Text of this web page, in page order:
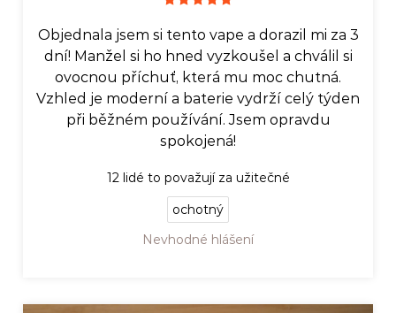
Objednala jsem si tento vape a dorazil mi za 3
dní! Manžel si ho hned vyzkoušel a chválil si
ovocnou příchuť, která mu moc chutná.
Vzhled je moderní a baterie vydrží celý týden
při běžném používání. Jsem opravdu
spokojená!
12lidé to považují za užitečné
ochotný
Nevhodné hlášení